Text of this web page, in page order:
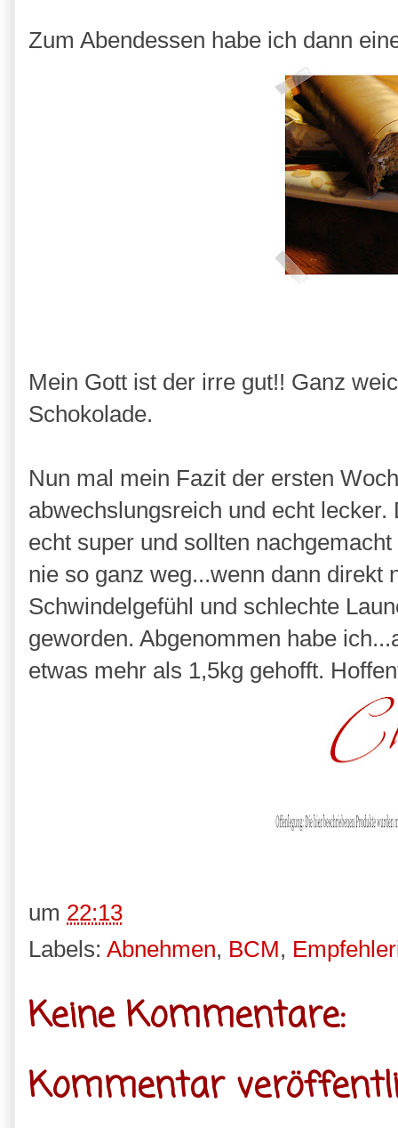
Zum Abendessen habe ich dann
Mein Gott ist der irre gut!! Ganz
Schokolade.
Nun mal mein Fazit der ersten
abwechslungsreich und echt
echt super und sollten
nie so ganz weg...wenn dann direkt
Schwindelgefühl und schlechte
geworden. Abgenommen habe
etwas mehr als 1,5kg gehofft.
um 22:13
Labels: Abnehmen, BCM,
Keine Kommentare:
Kommentar